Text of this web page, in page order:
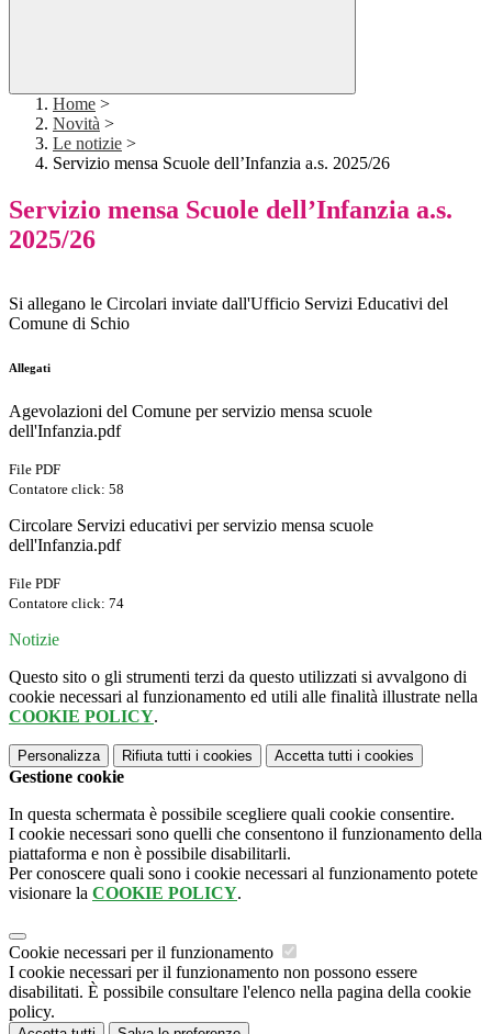
Home >
Novità >
Le notizie >
Servizio mensa Scuole dell’Infanzia a.s. 2025/26
Servizio mensa Scuole dell’Infanzia a.s.
2025/26
Si allegano le Circolari inviate dall'Ufficio Servizi Educativi del
Comune di Schio
Allegati
Agevolazioni del Comune per servizio mensa scuole
dell'Infanzia.pdf
File PDF
Contatore click: 58
Circolare Servizi educativi per servizio mensa scuole
dell'Infanzia.pdf
File PDF
Contatore click: 74
Notizie
Questo sito o gli strumenti terzi da questo utilizzati si avvalgono di
cookie necessari al funzionamento ed utili alle finalità illustrate nella
COOKIE POLICY.
Personalizza Rifiuta tutti i cookies Accetta tutti i cookies
Gestione cookie
In questa schermata è possibile scegliere quali cookie consentire.
I cookie necessari sono quelli che consentono il funzionamento della
piattaforma e non è possibile disabilitarli.
Per conoscere quali sono i cookie necessari al funzionamento potete
visionare la COOKIE POLICY.
Cookie necessari per il funzionamento
I cookie necessari per il funzionamento non possono essere
disabilitati. È possibile consultare l'elenco nella pagina della cookie
policy.